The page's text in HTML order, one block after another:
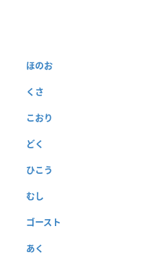
ほのお
くさ
こおり
どく
ひこう
むし
ゴースト
あく